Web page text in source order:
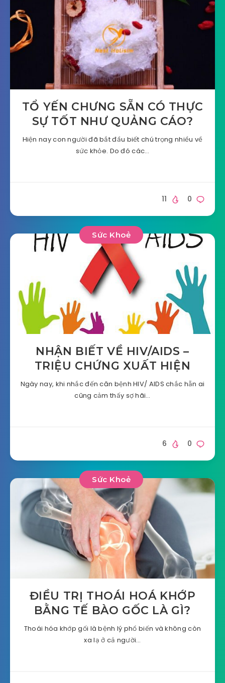
TỔ YẾN CHƯNG SẴN CÓ THỰC
SỰ TỐT NHƯ QUẢNG CÁO?
Hiện nay con người đã bắt đầu biết chú trọng nhiều về
sức khỏe. Do đó các…
0
11
Sức Khoẻ
NHẬN BIẾT VỀ HIV/AIDS –
TRIỆU CHỨNG XUẤT HIỆN
Ngày nay, khi nhắc đến căn bệnh HIV/ AIDS chắc hẵn ai
cũng cảm thấy sợ hãi…
0
6
Sức Khoẻ
ĐIỀU TRỊ THOÁI HOÁ KHỚP
BẰNG TẾ BÀO GỐC LÀ GÌ?
Thoái hóa khớp gối là bệnh lý phổ biến và không còn
xa lạ ở cả người…